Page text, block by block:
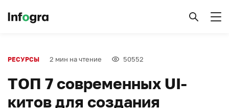
РЕСУРСЫ 2 мин на чтение 50552
ТОП 7 современных UI-
китов для создания